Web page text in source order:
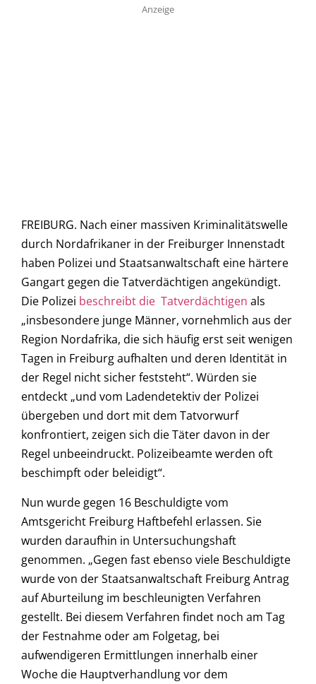
Anzeige
FREIBURG. Nach einer massiven Kriminalitätswelle
durch Nordafrikaner in der Freiburger Innenstadt
haben Polizei und Staatsanwaltschaft eine härtere
Gangart gegen die Tatverdächtigen angekündigt.
Die Polizei beschreibt die Tatverdächtigen als
„insbesondere junge Männer, vornehmlich aus der
Region Nordafrika, die sich häufig erst seit wenigen
Tagen in Freiburg aufhalten und deren Identität in
der Regel nicht sicher feststeht“. Würden sie
entdeckt „und vom Ladendetektiv der Polizei
übergeben und dort mit dem Tatvorwurf
konfrontiert, zeigen sich die Täter davon in der
Regel unbeeindruckt. Polizeibeamte werden oft
beschimpft oder beleidigt“.
Nun wurde gegen 16 Beschuldigte vom
Amtsgericht Freiburg Haftbefehl erlassen. Sie
wurden daraufhin in Untersuchungshaft
genommen. „Gegen fast ebenso viele Beschuldigte
wurde von der Staatsanwaltschaft Freiburg Antrag
auf Aburteilung im beschleunigten Verfahren
gestellt. Bei diesem Verfahren findet noch am Tag
der Festnahme oder am Folgetag, bei
aufwendigeren Ermittlungen innerhalb einer
Woche die Hauptverhandlung vor dem